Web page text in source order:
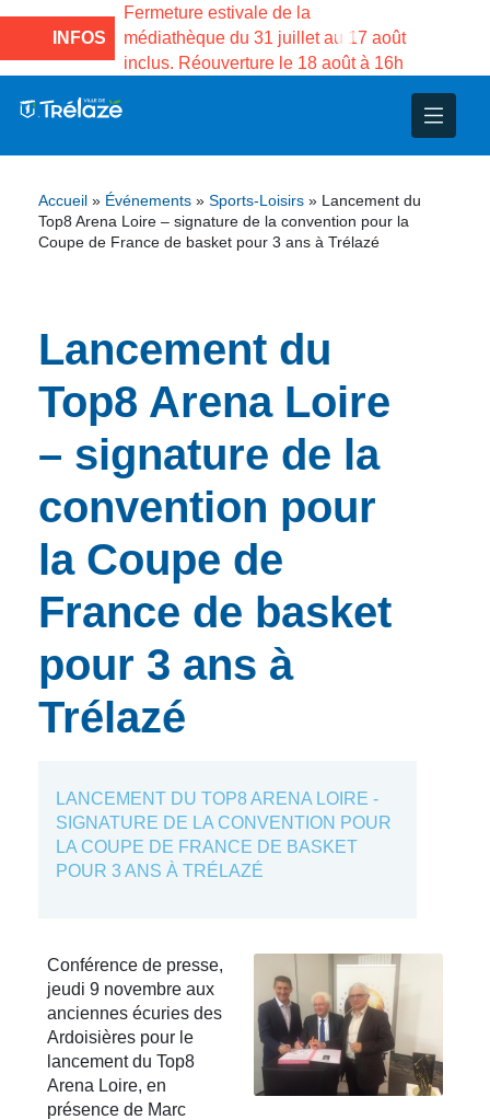
INFOS
la Maison des
de Gama du
Fermeture estivale de la
médiathèque du 31 juillet au 17 août
inclus. Réouverture le 18 août à 16h
et d’animations
Projets
– Jumelage
Accueil » Événements » Sports-Loisirs » Lancement du
Top8 Arena Loire – signature de la convention pour la
Coupe de France de basket pour 3 ans à Trélazé
Lancement du
Top8 Arena Loire
– signature de la
convention pour
la Coupe de
France de basket
pour 3 ans à
Trélazé
LANCEMENT DU TOP8 ARENA LOIRE -
SIGNATURE DE LA CONVENTION POUR
LA COUPE DE FRANCE DE BASKET
POUR 3 ANS À TRÉLAZÉ
Conférence de presse,
jeudi 9 novembre aux
anciennes écuries des
Ardoisières pour le
lancement du Top8
Arena Loire, en
présence de Marc